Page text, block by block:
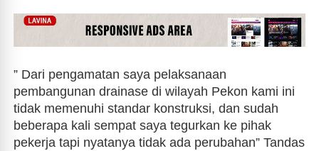
” Dari pengamatan saya pelaksanaan
pembangunan drainase di wilayah Pekon kami ini
tidak memenuhi standar konstruksi, dan sudah
beberapa kali sempat saya tegurkan ke pihak
pekerja tapi nyatanya tidak ada perubahan” Tandas